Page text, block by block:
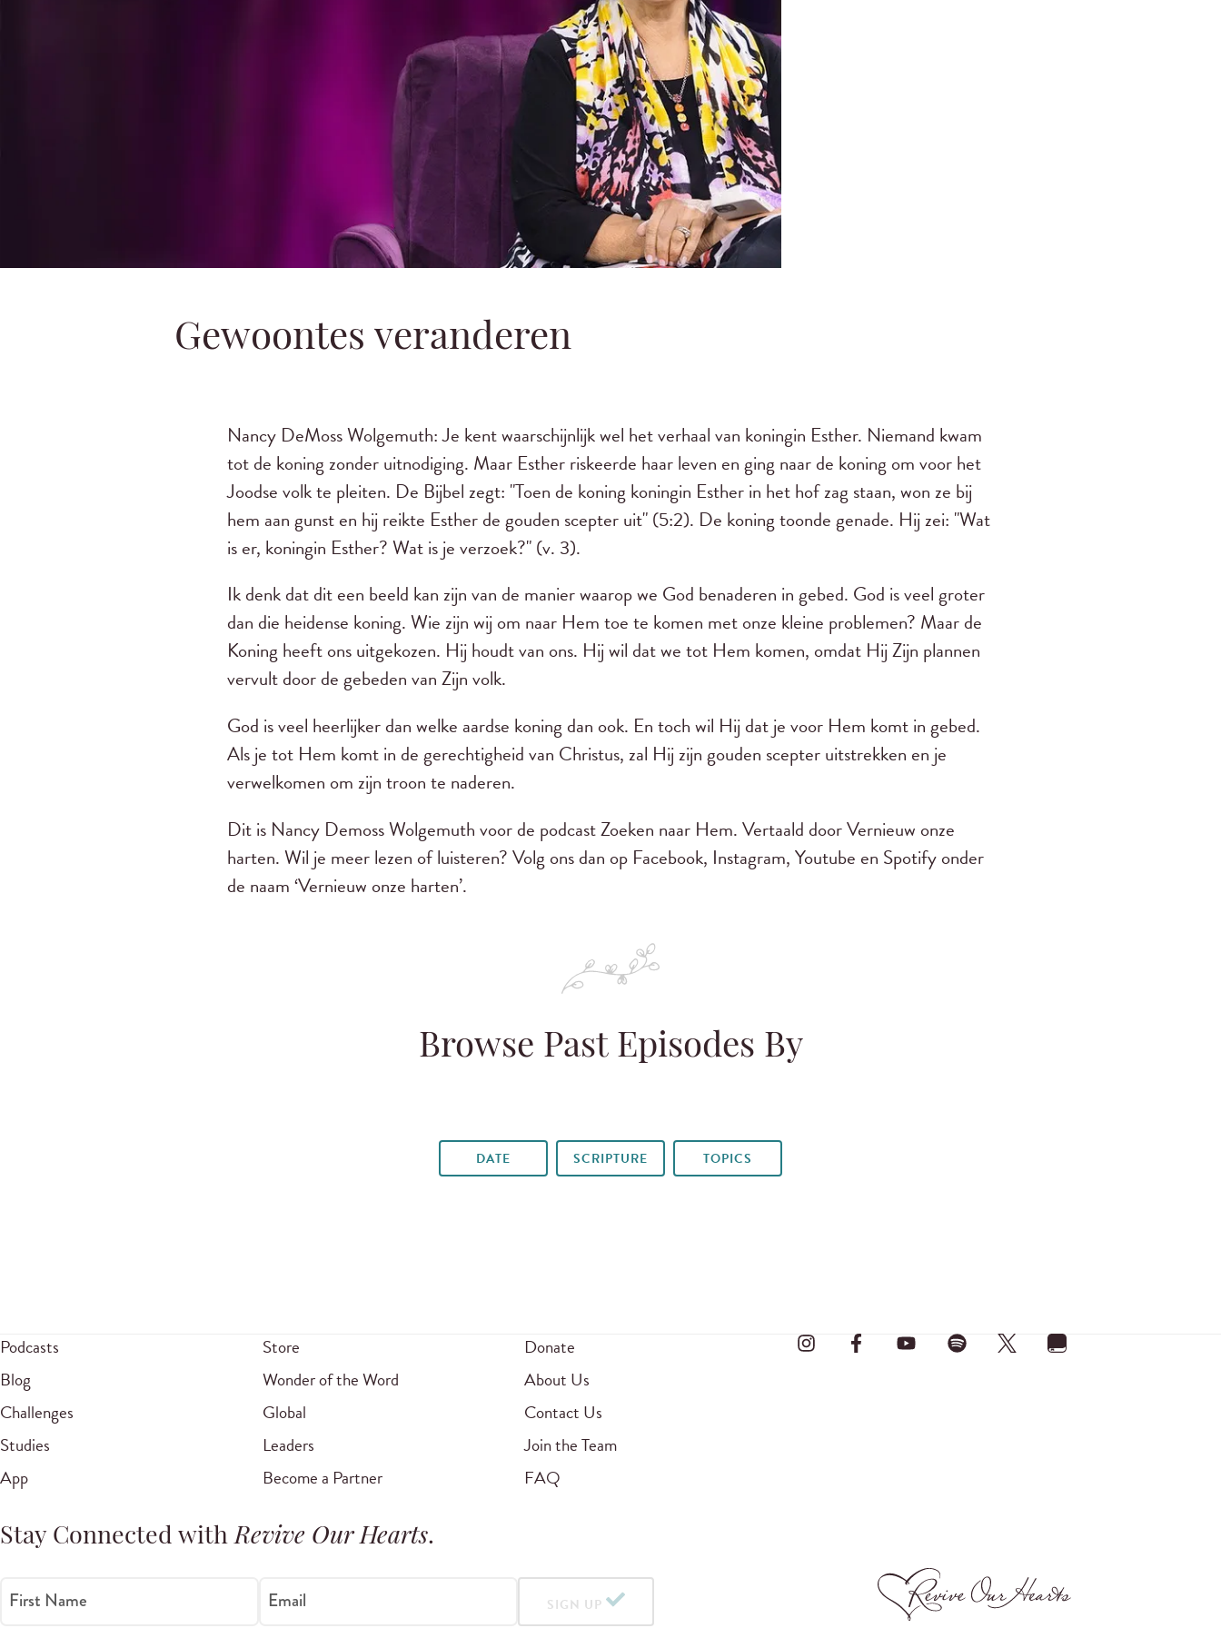
Gewoontes veranderen
Nancy DeMoss Wolgemuth: Je kent waarschijnlijk wel het verhaal van koningin Esther. Niemand kwam
tot de koning zonder uitnodiging. Maar Esther riskeerde haar leven en ging naar de koning om voor het
Joodse volk te pleiten. De Bijbel zegt: "Toen de koning koningin Esther in het hof zag staan, won ze bij
hem aan gunst en hij reikte Esther de gouden scepter uit" (5:2). De koning toonde genade. Hij zei: "Wat
is er, koningin Esther? Wat is je verzoek?" (v. 3).
Ik denk dat dit een beeld kan zijn van de manier waarop we God benaderen in gebed. God is veel groter
dan die heidense koning. Wie zijn wij om naar Hem toe te komen met onze kleine problemen? Maar de
Koning heeft ons uitgekozen. Hij houdt van ons. Hij wil dat we tot Hem komen, omdat Hij Zijn plannen
vervult door de gebeden van Zijn volk.
God is veel heerlijker dan welke aardse koning dan ook. En toch wil Hij dat je voor Hem komt in gebed.
Als je tot Hem komt in de gerechtigheid van Christus, zal Hij zijn gouden scepter uitstrekken en je
verwelkomen om zijn troon te naderen.
Dit is Nancy Demoss Wolgemuth voor de podcast Zoeken naar Hem. Vertaald door Vernieuw onze
harten. Wil je meer lezen of luisteren? Volg ons dan op Facebook, Instagram, Youtube en Spotify onder
de naam ‘Vernieuw onze harten’.
Browse Past Episodes By
DATE SCRIPTURE TOPICS
Podcasts
Blog
Challenges
Studies
App
Store
Wonder of the Word
Global
Leaders
Become a Partner
Donate
About Us
Contact Us
Join the Team
FAQ
Stay Connected withRevive Our Hearts.
First Name Email SIGN UP